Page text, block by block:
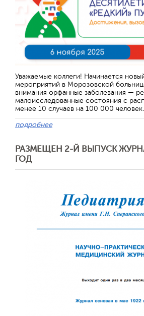
Уважаемые коллеги! Начинается
мероприятий в Морозовской
внимания орфанные заболевания —
малоисследованные состояния с
менее 10 случаев на 100 000 человек.
подробнее
РАЗМЕЩЕН 2-Й ВЫПУСК
ГОД